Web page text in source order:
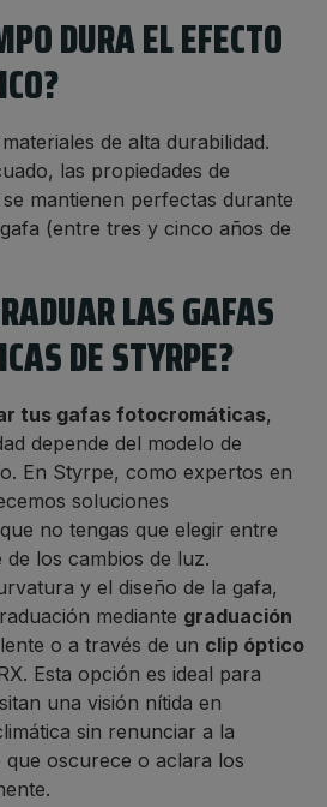
DURA EL EFECTO
de alta durabilidad.
las propiedades de
mantienen perfectas durante
(entre tres y cinco años de
LAS GAFAS
DE STYRPE?
tus gafas fotocromáticas,
depende del modelo de
En Styrpe, como expertos en
soluciones
no tengas que elegir entre
los cambios de luz.
y el diseño de la gafa,
mediante graduación
o a través de un clip óptico
Esta opción es ideal para
una visión nítida en
sin renunciar a la
que oscurece o aclara los